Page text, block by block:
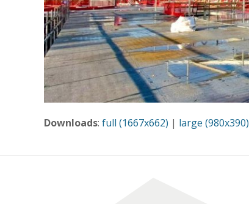
Downloads: full (1667x662) | large (980x390)